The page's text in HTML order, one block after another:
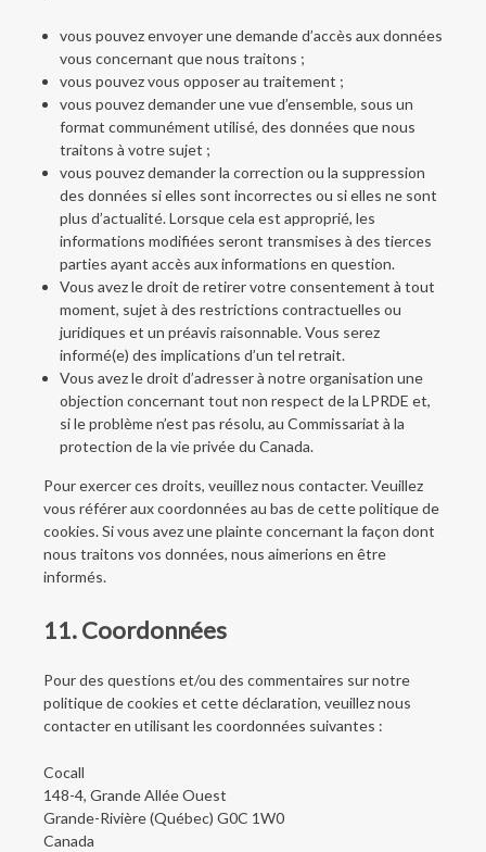
vous pouvez envoyer une demande d’accès aux données
vous concernant que nous traitons ;
vous pouvez vous opposer au traitement ;
vous pouvez demander une vue d’ensemble, sous un
format communément utilisé, des données que nous
traitons à votre sujet ;
vous pouvez demander la correction ou la suppression
des données si elles sont incorrectes ou si elles ne sont
plus d’actualité. Lorsque cela est approprié, les
informations modifiées seront transmises à des tierces
parties ayant accès aux informations en question.
Vous avez le droit de retirer votre consentement à tout
moment, sujet à des restrictions contractuelles ou
juridiques et un préavis raisonnable. Vous serez
informé(e) des implications d’un tel retrait.
Vous avez le droit d’adresser à notre organisation une
objection concernant tout non respect de la LPRDE et,
si le problème n’est pas résolu, au Commissariat à la
protection de la vie privée du Canada.
Pour exercer ces droits, veuillez nous contacter. Veuillez
vous référer aux coordonnées au bas de cette politique de
cookies. Si vous avez une plainte concernant la façon dont
nous traitons vos données, nous aimerions en être
informés.
11. Coordonnées
Pour des questions et/ou des commentaires sur notre
politique de cookies et cette déclaration, veuillez nous
contacter en utilisant les coordonnées suivantes :
Cocall
148-4, Grande Allée Ouest
Grande-Rivière (Québec) G0C 1W0
Canada